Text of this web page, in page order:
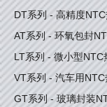
DT系列 - 高精度
AT系列 - 环氧包封
LT系列 - 微小型NTC
VT系列 - 汽车用NTC
GT系列 - 玻璃封装